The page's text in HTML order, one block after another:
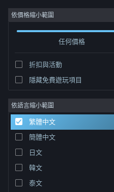
登入
社群
關於
客服
變更語言
取得 Steam 行動應用程式
依價格縮小範圍
任何價格
折扣與活動
隱藏免費遊玩項目
依語言縮小範圍
繁體中文
簡體中文
日文
韓文
泰文
開發人員: SITSIER
排序依據 相關性
0 項相符的搜尋結果。 已根據您的偏